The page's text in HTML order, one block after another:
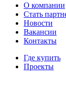
О компании
Стать
Новости
Вакансии
Контакты
Где купить
Проекты